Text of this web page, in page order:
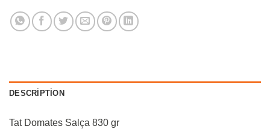
DESCRIPTION
Tat Domates Salça 830 gr